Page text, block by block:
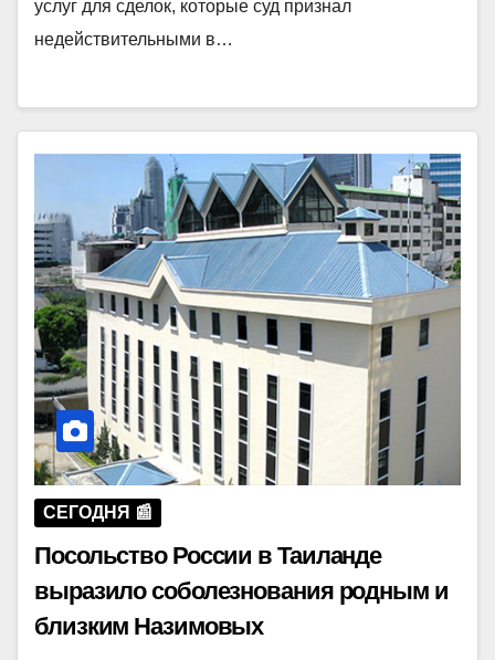
услуг для сделок, которые суд признал
недействительными в…
СЕГОДНЯ 📰
Посольство России в Таиланде
выразило соболезнования родным и
близким Назимовых